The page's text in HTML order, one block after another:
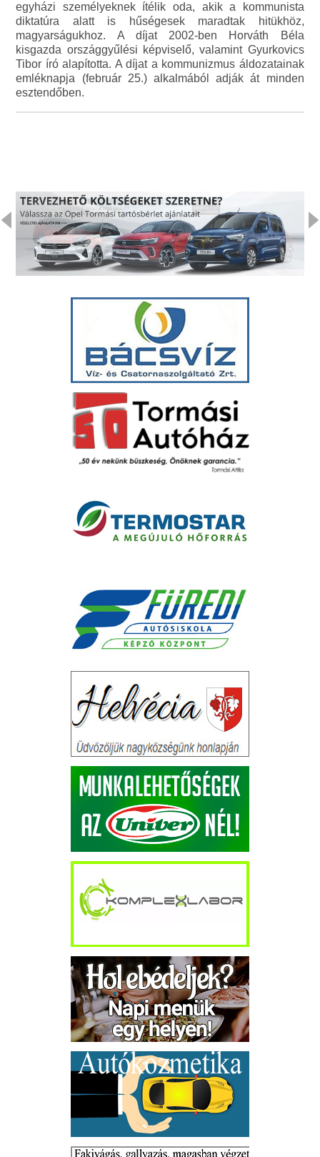
egyházi személyeknek ítélik oda, akik a kommunista
diktatúra alatt is hűségesek maradtak hitükhöz,
magyarságukhoz. A díjat 2002-ben Horváth Béla
kisgazda országgyűlési képviselő, valamint Gyurkovics
Tibor író alapította. A díjat a kommunizmus áldozatainak
emléknapja (február 25.) alkalmából adják át minden
esztendőben.